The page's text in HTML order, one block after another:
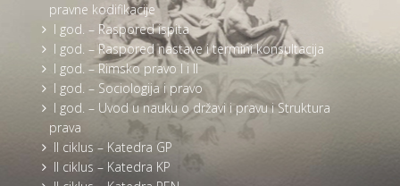
pravne kodifikacije
I god. – Raspored ispita
I god. – Raspored nastave i termini konsultacija
I god. – Rimsko pravo I i II
I god. – Sociologija i pravo
I god. – Uvod u nauku o državi i pravu i Struktura
prava
II ciklus – Katedra GP
II ciklus – Katedra KP